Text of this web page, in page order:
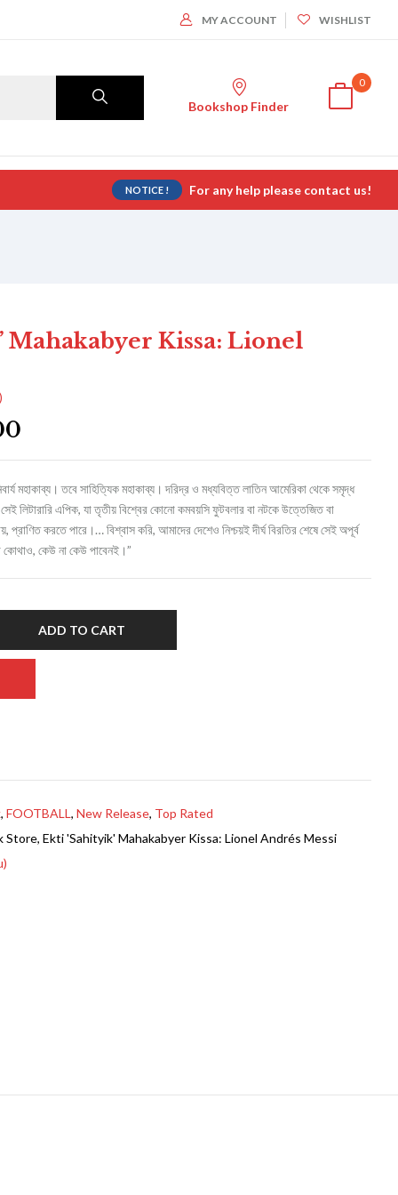
MY ACCOUNT WISHLIST
Bookshop Finder
0
NOTICE ! For any help please contact us!
Mahakabyer Kissa: Lionel
মহাকাব্য। তবে সাহিত্যিক মহাকাব্য। দরিদ্র ও মধ্যবিত্ত লাতিন আমেরিকা থেকে সমৃদ্ধ
লিটারারি এপিক, যা তৃতীয় বিশ্বের কোনো কমবয়সি ফুটবলার বা নটকে উত্তেজিত বা
করতে পারে।… বিশ্বাস করি, আমাদের দেশেও নিশ্চয়ই দীর্ঘ বিরতির শেষে সেই অপূর্ব
কেউ না কেউ পাবেনই।”
ADD TO CART
, FOOTBALL , New Release, Top Rated
Store, Ekti 'Sahityik' Mahakabyer Kissa: Lionel Andrés Messi